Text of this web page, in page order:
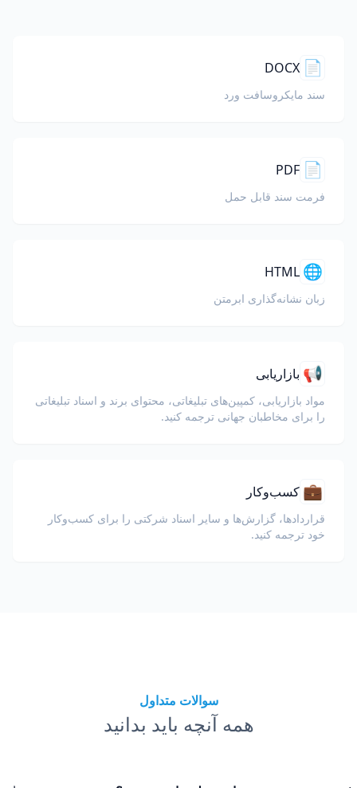
📄
DOCX
سند مایکروسافت ورد
📄
PDF
فرمت سند قابل حمل
🌐
HTML
زبان نشانه‌گذاری ابرمتن
📢 بازاریابی
مواد بازاریابی، کمپین‌های تبلیغاتی، محتوای برند و اسناد تبلیغاتی
را برای مخاطبان جهانی ترجمه کنید.
💼 کسب‌وکار
قراردادها، گزارش‌ها و سایر اسناد شرکتی را برای کسب‌وکار
خود ترجمه کنید.
سوالات متداول
همه آنچه باید بدانید